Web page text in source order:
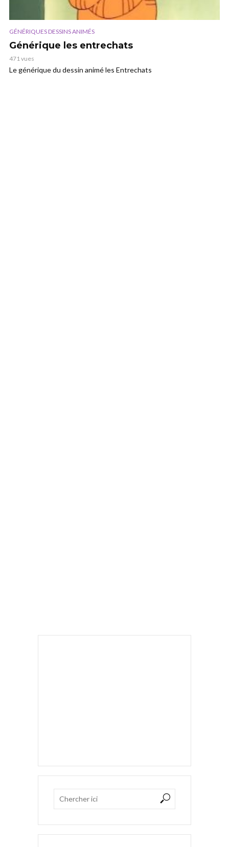
GÉNÉRIQUES DESSINS ANIMÉS
Générique les entrechats
471 vues
Le générique du dessin animé les Entrechats